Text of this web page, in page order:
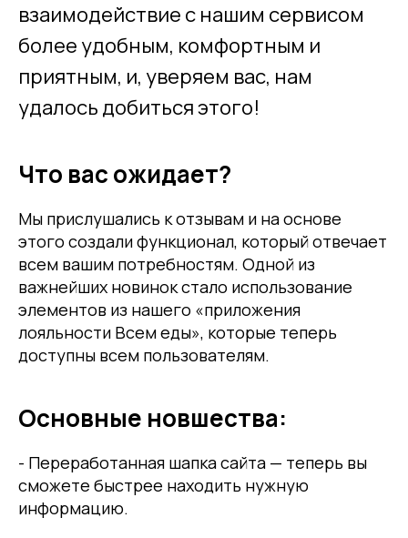
взаимодействие с нашим сервисом
более удобным, комфортным и
приятным, и, уверяем вас, нам
удалось добиться этого!
Что вас ожидает?
Мы прислушались к отзывам и на основе
этого создали функционал, который отвечает
всем вашим потребностям. Одной из
важнейших новинок стало использование
элементов из нашего «приложения
лояльности Всем еды», которые теперь
доступны всем пользователям.
Основные новшества:
- Переработанная шапка сайта — теперь вы
сможете быстрее находить нужную
информацию.